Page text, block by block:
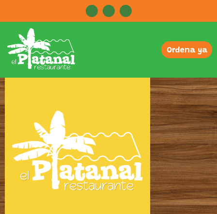
Ordena ya